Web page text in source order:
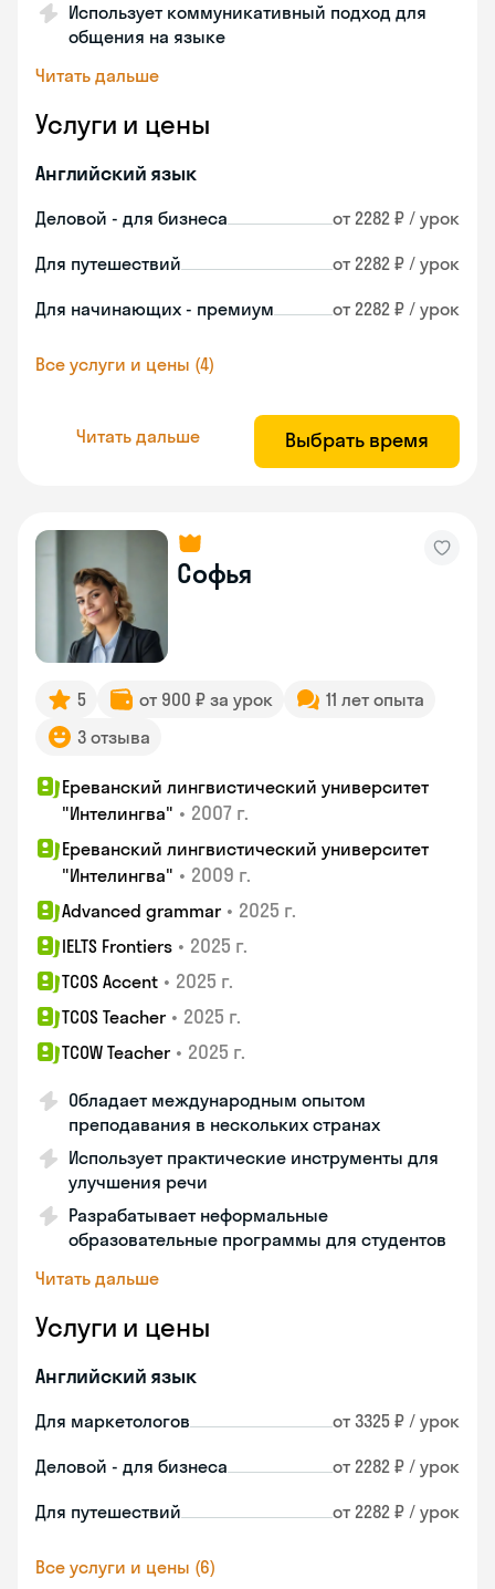
Использует коммуникативный подход для
общения на языке
Читать дальше
Услуги и цены
Английский язык
Деловой - для бизнеса от 2282 ₽ / урок
Для путешествий от 2282 ₽ / урок
Для начинающих - премиум от 2282 ₽ / урок
Все услуги и цены (4)
Читать дальше Выбрать время
Софья
5 от 900 ₽ за урок
11 лет опыта
3 отзыва
Ереванский лингвистический университет
"Интелингва" • 2007 г.
Ереванский лингвистический университет
"Интелингва" • 2009 г.
Advanced grammar • 2025 г.
IELTS Frontiers • 2025 г.
TCOS Accent • 2025 г.
TCOS Teacher • 2025 г.
TCOW Teacher • 2025 г.
Обладает международным опытом
преподавания в нескольких странах
Использует практические инструменты для
улучшения речи
Разрабатывает неформальные
образовательные программы для студентов
Читать дальше
Услуги и цены
Английский язык
Для маркетологов от 3325 ₽ / урок
Деловой - для бизнеса от 2282 ₽ / урок
Для путешествий от 2282 ₽ / урок
Все услуги и цены (6)